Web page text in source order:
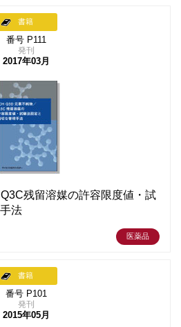
書籍
番号 P111
発刊
2017年03月
残留溶媒の許容限度値・試
法
医薬品
書籍
番号 P101
発刊
2015年05月